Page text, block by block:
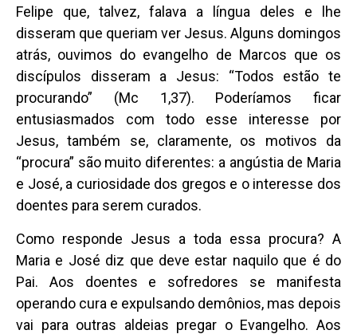
Felipe que, talvez, falava a língua deles e lhe
disseram que queriam ver Jesus. Alguns domingos
atrás, ouvimos do evangelho de Marcos que os
discípulos disseram a Jesus: “Todos estão te
procurando” (Mc 1,37). Poderíamos ficar
entusiasmados com todo esse interesse por
Jesus, também se, claramente, os motivos da
“procura” são muito diferentes: a angústia de Maria
e José, a curiosidade dos gregos e o interesse dos
doentes para serem curados.
Como responde Jesus a toda essa procura? A
Maria e José diz que deve estar naquilo que é do
Pai. Aos doentes e sofredores se manifesta
operando cura e expulsando demônios, mas depois
vai para outras aldeias pregar o Evangelho. Aos